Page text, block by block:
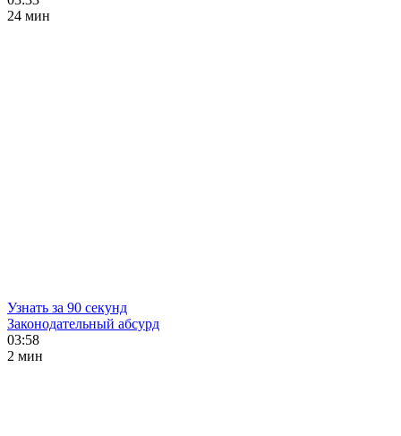
24 мин
Узнать за 90 секунд
Законодательный абсурд
03:58
2 мин